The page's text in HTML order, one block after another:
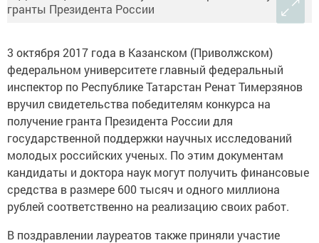
3 октября 2017 года в Казанском (Приволжском)
федеральном университете главный федеральный
инспектор по Республике Татарстан Ренат Тимерзянов
вручил свидетельства победителям конкурса на
получение гранта Президента России для
государственной поддержки научных исследований
молодых российских ученых. По этим документам
кандидаты и доктора наук могут получить финансовые
средства в размере 600 тысяч и одного миллиона
рублей соответственно на реализацию своих работ.
В поздравлении лауреатов также приняли участие